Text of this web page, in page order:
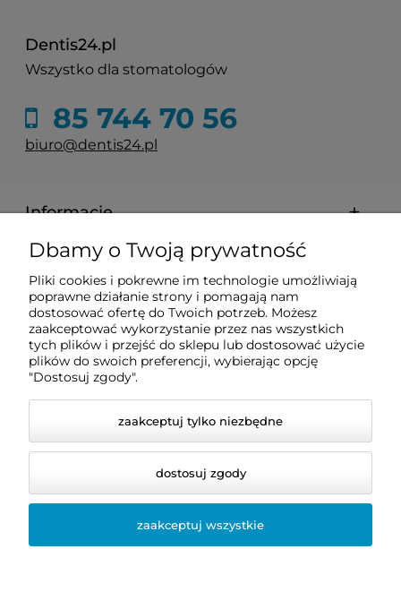
Dentis24.pl
Wszystko dla stomatologów
85 744 70 56
biuro@dentis24.pl
Informacje
Zakupy
Pomoc
Moje konto
© 2026 dentis24.pl. Wszelkie prawa zastrzeżone.
Dbamy o Twoją prywatność
Pliki cookies i pokrewne im technologie umożliwiają
poprawne działanie strony i pomagają nam
dostosować ofertę do Twoich potrzeb. Możesz
zaakceptować wykorzystanie przez nas wszystkich
tych plików i przejść do sklepu lub dostosować użycie
plików do swoich preferencji, wybierając opcję
"Dostosuj zgody".
zaakceptuj tylko niezbędne
dostosuj zgody
zaakceptuj wszystkie